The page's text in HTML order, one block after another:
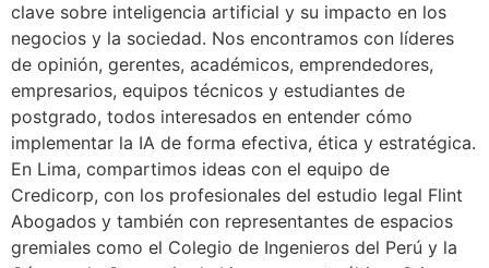
clave sobre inteligencia artificial y su impacto en los
negocios y la sociedad. Nos encontramos con líderes
de opinión, gerentes, académicos, emprendedores,
empresarios, equipos técnicos y estudiantes de
postgrado, todos interesados en entender cómo
implementar la IA de forma efectiva, ética y estratégica.
En Lima, compartimos ideas con el equipo de
Credicorp, con los profesionales del estudio legal Flint
Abogados y también con representantes de espacios
gremiales como el Colegio de Ingenieros del Perú y la